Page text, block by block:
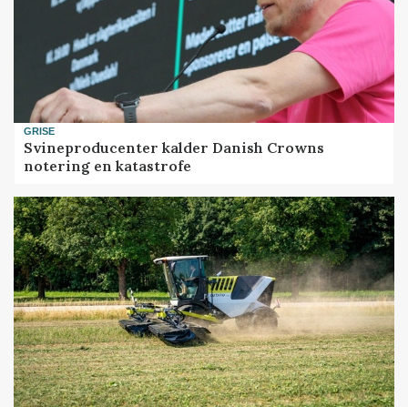
GRISE
Svineproducenter kalder Danish Crowns
notering en katastrofe